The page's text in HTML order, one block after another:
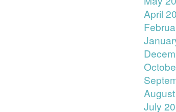
April
July